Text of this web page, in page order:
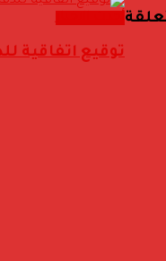
توقيع اتفاقية